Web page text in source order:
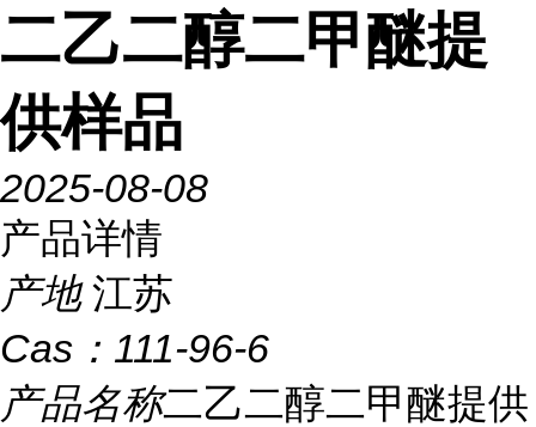
二乙二醇二甲醚提
供样品
2025-08-08
产品详情
产地 江苏
Cas： 111-96-6
产品名称二乙二醇二甲醚提供